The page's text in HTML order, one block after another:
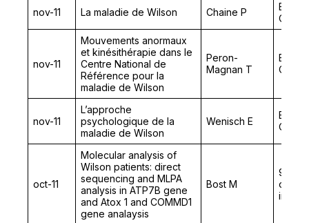
nov-11 La maladie de Wilson Chaine P
nov-11
Mouvements anormaux
et kinésithérapie dans le
Centre National de
Référence pour la
maladie de Wilson
Peron-
Magnan T
nov-11
L’approche
psychologique de la
maladie de Wilson
Wenisch E
oct-11
Molecular analysis of
Wilson patients: direct
sequencing and MLPA
analysis in ATP7B gene
and Atox 1 and COMMD1
gene analaysis
Bost M
9ème
of
in